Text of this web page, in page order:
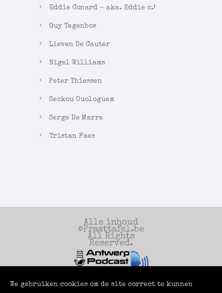
Eddie Conard – aka. Eddie c.!
Guy Tegenbos
Lieven De Cauter
Nigel Williams
Peter Thiessen
Seckou Ouologuem
Serge De Marre
Tristan Faes
Alle inhoud
©Praattafel.be
All Rights
Reserved.
Een productie
We gebruiken cookies om de site correct te kunnen